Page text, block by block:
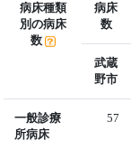
病床種類
別の病床
数
病床
数
武蔵
野市
一般診療
所病床
57